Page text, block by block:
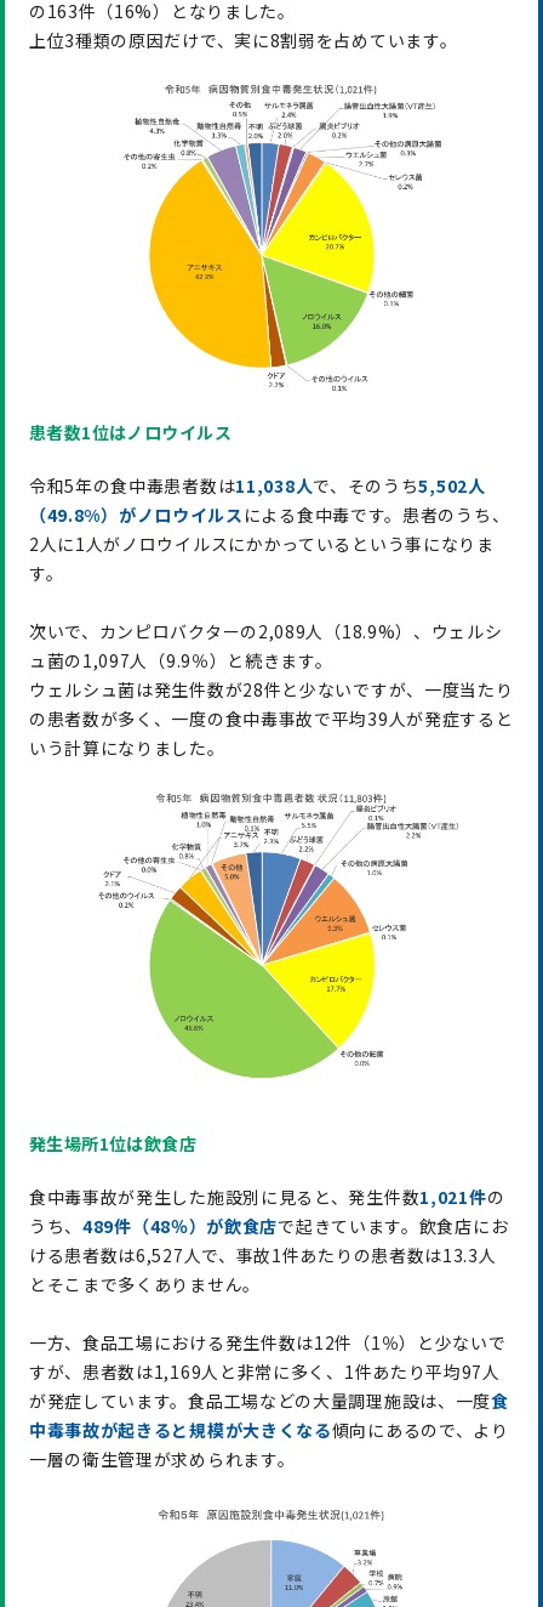
の163件（16%）となりました。
上位3種類の原因だけで、実に8割弱を占めています。
患者数1位はノロウイルス
令和5年の食中毒患者数は11,038人で、そのうち5,502人
（49.8%）がノロウイルス による食中毒です。患者のうち、
2人に1人がノロウイルスにかかっているという事になりま
す。
次いで、カンピロバクターの2,089人（18.9%）、ウェルシ
ュ菌の1,097人（9.9％）と続きます。
ウェルシュ菌は発生件数が28件と少ないですが、一度当たり
の患者数が多く、一度の食中毒事故で平均39人が発症すると
いう計算になりました。
発生場所1位は飲食店
食中毒事故が発生した施設別に見ると、発生件数1,021件の
うち、 489件（48％）が飲食店で起きています。飲食店にお
ける患者数は6,527人で、事故1件あたりの患者数は13.3人
とそこまで多くありません。
一方、食品工場における発生件数は12件（1％）と少ないで
すが、患者数は1,169人と非常に多く、1件あたり平均97人
が発症しています。食品工場などの大量調理施設は、一度食
中毒事故が起きると規模が大きくなる傾向にあるので、より
一層の衛生管理が求められます。